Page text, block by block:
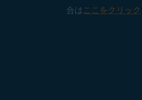
合は ここをクリック